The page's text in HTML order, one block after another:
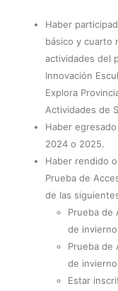
Haber
básico y cuarto
actividades del
Innovación
Explora
Actividades de
Haber
2024 o 2025.
Haber rendido
Prueba de
de las
Prueba de
de
Prueba de
de
Estar